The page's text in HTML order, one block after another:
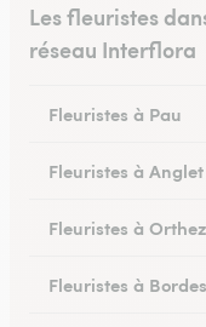
Les fleuristes
réseau Interflora
Fleuristes à Pau
Fleuristes à Anglet
Fleuristes à Orthez
Fleuristes à Bordes